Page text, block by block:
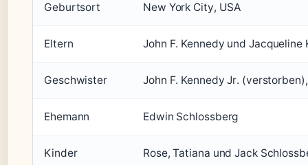
Geburtsort New York City, USA
Eltern John F. Kennedy und Jacqueline
Geschwister John F. Kennedy Jr.
Ehemann Edwin Schlossberg
Kinder Rose, Tatiana und Jack